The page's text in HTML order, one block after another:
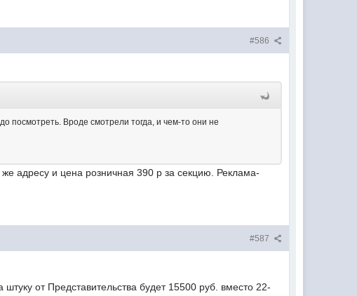
#586
посмотреть. Вроде смотрели тогда, и чем-то они не
адресу и цена розничная 390 р за секцию. Реклама-
#587
от Представительства будет 15500 руб. вместо 22-